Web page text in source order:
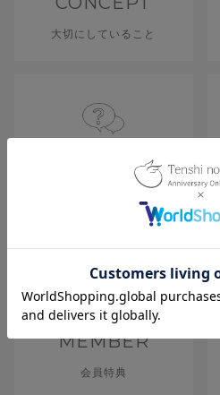
大切にしていること
よくあるご質問
MEMBER
会員特典